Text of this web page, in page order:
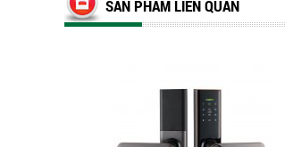
SẢN PHẨM LIÊN QUAN